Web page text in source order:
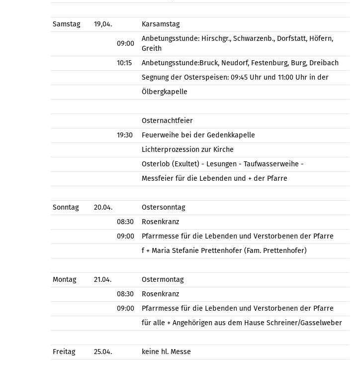
Samstag 19,04. Karsamstag
09:00
Anbetungsstunde: Hirschgr., Schwarzenb., Dorfstatt, Höfern,
Greith
10:15
Anbetungsstunde:Bruck, Neudorf, Festenburg, Burg, Dreibach
Segnung der Osterspeisen: 09:45 Uhr und 11:00 Uhr in der
Ölbergkapelle
Osternachtfeier
19:30
Feuerweihe bei der Gedenkkapelle
Lichterprozession zur Kirche
Osterlob (Exultet) - Lesungen - Taufwasserweihe -
Messfeier für die Lebenden und + der Pfarre
Sonntag 20.04.
Ostersonntag
08:30
Rosenkranz
09:00
Pfarrmesse für die Lebenden und Verstorbenen der Pfarre
f + Maria Stefanie Prettenhofer (Fam. Prettenhofer)
Montag 21.04.
Ostermontag
08:30
Rosenkranz
09:00
Pfarrmesse für die Lebenden und Verstorbenen der Pfarre
für alle + Angehörigen aus dem Hause Schreiner/Gasselweber
Freitag 25.04. keine hl. Messe